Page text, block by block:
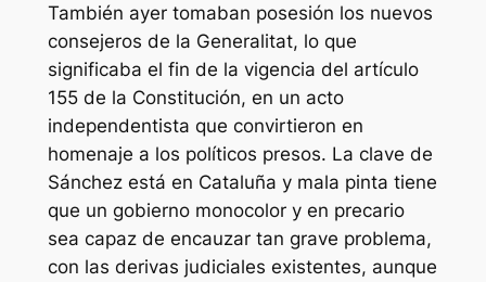
También ayer tomaban posesión los nuevos
consejeros de la Generalitat, lo que
significaba el fin de la vigencia del artículo
155 de la Constitución, en un acto
independentista que convirtieron en
homenaje a los políticos presos. La clave de
Sánchez está en Cataluña y mala pinta tiene
que un gobierno monocolor y en precario
sea capaz de encauzar tan grave problema,
con las derivas judiciales existentes, aunque